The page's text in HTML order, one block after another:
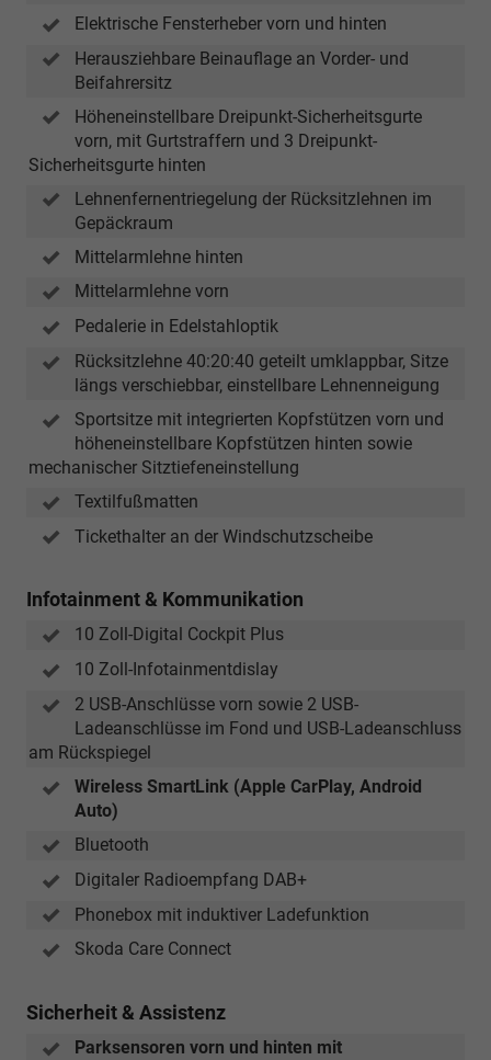
Elektrische Fensterheber vorn und hinten
Herausziehbare Beinauflage an Vorder- und
Beifahrersitz
Höheneinstellbare Dreipunkt-Sicherheitsgurte
vorn, mit Gurtstraffern und 3 Dreipunkt-
Sicherheitsgurte hinten
Lehnenfernentriegelung der Rücksitzlehnen im
Gepäckraum
Mittelarmlehne hinten
Mittelarmlehne vorn
Pedalerie in Edelstahloptik
Rücksitzlehne 40:20:40 geteilt umklappbar, Sitze
längs verschiebbar, einstellbare Lehnenneigung
Sportsitze mit integrierten Kopfstützen vorn und
höheneinstellbare Kopfstützen hinten sowie
mechanischer Sitztiefeneinstellung
Textilfußmatten
Tickethalter an der Windschutzscheibe
Infotainment & Kommunikation
10 Zoll-Digital Cockpit Plus
10 Zoll-Infotainmentdislay
2 USB-Anschlüsse vorn sowie 2 USB-
Ladeanschlüsse im Fond und USB-Ladeanschluss
am Rückspiegel
Wireless SmartLink (Apple CarPlay, Android
Auto)
Bluetooth
Digitaler Radioempfang DAB+
Phonebox mit induktiver Ladefunktion
Skoda Care Connect
Sicherheit & Assistenz
Parksensoren vorn und hinten mit